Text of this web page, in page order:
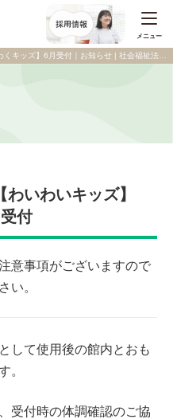
メニュー
いわいキッズ】
付
意事項がございますので
い。
して使用後の館内とおも
。
受付時の体調確認のご協